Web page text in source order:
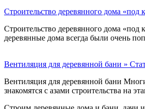
Строительство деревянного дома «под
Строительство деревянного дома «под
деревянные дома всегда были очень
Вентиляция для деревянной бани »
Вентиляция для деревянной бани
знакомятся с азами строительства на